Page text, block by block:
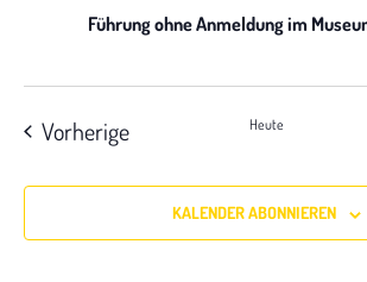
Führung ohne Anmeldung im
VorherigeVeranstaltungen
Heute
KALENDER ABONNIEREN